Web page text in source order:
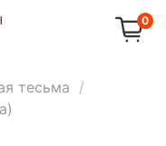
0
тесьма